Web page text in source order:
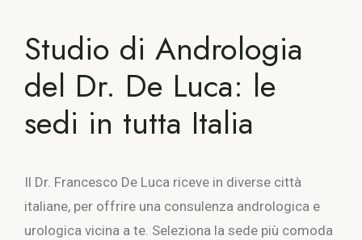
Studio di Andrologia
del Dr. De Luca: le
sedi in tutta Italia
Il Dr. Francesco De Luca riceve in diverse città
italiane, per offrire una consulenza andrologica e
urologica vicina a te. Seleziona la sede più comoda